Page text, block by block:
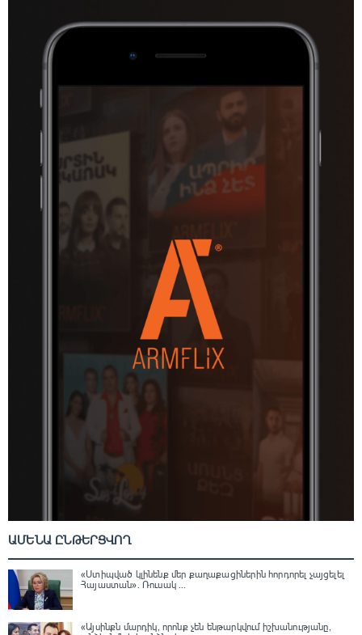
ԱՄԵՆԱ ԸՆԹԵՐՑՎՈՂ
«Ստիպված կլինենք մեր քաղաքացիներին հորդորել չայցելել
Հայաստան»․ Ռուսակ ...
«Այսինքն մարդիկ, որոնք չեն ենթարկվում իշխանությանը,